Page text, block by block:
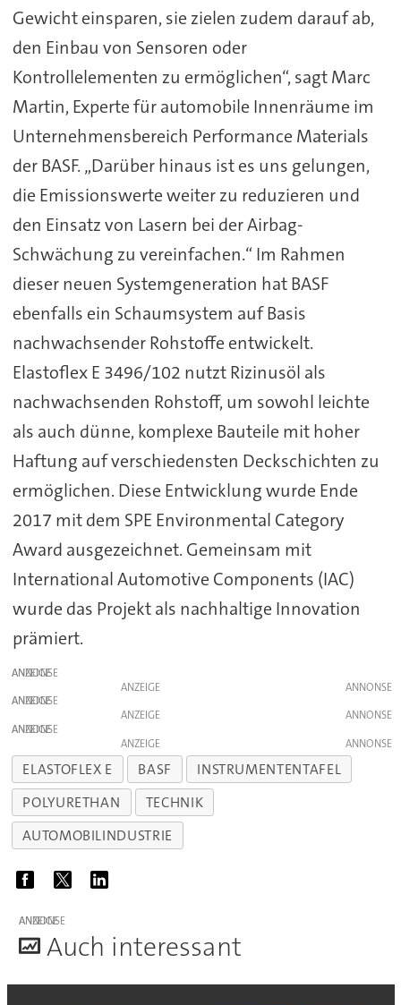
Gewicht einsparen, sie zielen zudem darauf ab,
den Einbau von Sensoren oder
Kontrollelementen zu ermöglichen“, sagt Marc
Martin, Experte für automobile Innenräume im
Unternehmensbereich Performance Materials
der BASF. „Darüber hinaus ist es uns gelungen,
die Emissionswerte weiter zu reduzieren und
den Einsatz von Lasern bei der Airbag-
Schwächung zu vereinfachen.“ Im Rahmen
dieser neuen Systemgeneration hat BASF
ebenfalls ein Schaumsystem auf Basis
nachwachsender Rohstoffe entwickelt.
Elastoflex E 3496/102 nutzt Rizinusöl als
nachwachsenden Rohstoff, um sowohl leichte
als auch dünne, komplexe Bauteile mit hoher
Haftung auf verschiedensten Deckschichten zu
ermöglichen. Diese Entwicklung wurde Ende
2017 mit dem SPE Environmental Category
Award ausgezeichnet. Gemeinsam mit
International Automotive Components (IAC)
wurde das Projekt als nachhaltige Innovation
prämiert.
ANZEIGE
ANZEIGE
ANZEIGE
ANZEIGE
ANZEIGE
ANZEIGE
ELASTOFLEX E BASF
INSTRUMENTENTAFEL
POLYURETHAN
TECHNIK
AUTOMOBILINDUSTRIE
ANZEIGE
Auch interessant